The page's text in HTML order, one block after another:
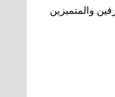
والمتميزين